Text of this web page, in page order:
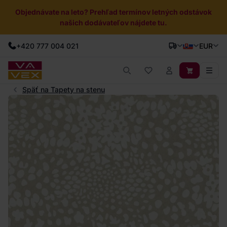
Objednávate na leto? Prehľad termínov letných odstávok
našich dodávateľov nájdete tu.
+420 777 004 021 EUR
Späť na Tapety na stenu